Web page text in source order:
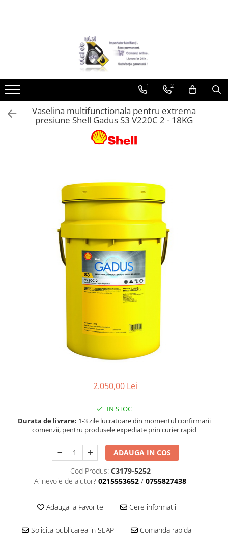
► Detailing si cosmetica
Curatare tapiterie auto
Curatare si intretinere piele
Plastice interioare
Perii si pensule
Jante si anvelope
Accesorii spalare si uscare
Intretinere motor
Curatare generala
Spalare si detailing rapid
Decontaminare vopsea
Intretinere vopsea
Recipiente si pulverizatoare
► Filtre auto
■ Accesorii filtre
■ Filtre combustibil
■ Filtre habitaclu
■ Filtre hidraulice
■ Filtre uscator
1 2
Vaselina multifunctionala pentru extrema
presiune Shell Gadus S3 V220C 2 - 18KG
2.050,00 Lei
IN STOC
Durata de livrare: 1-3 zile lucratoare din momentul confirmarii
comenzii, pentru produsele expediate prin curier rapid
ADAUGA IN COS
Cod Produs: C3179-5252
Ai nevoie de ajutor? 0215553652 / 0755827438
Adauga la Favorite Cere informatii
Solicita publicarea in SEAP Comanda rapida